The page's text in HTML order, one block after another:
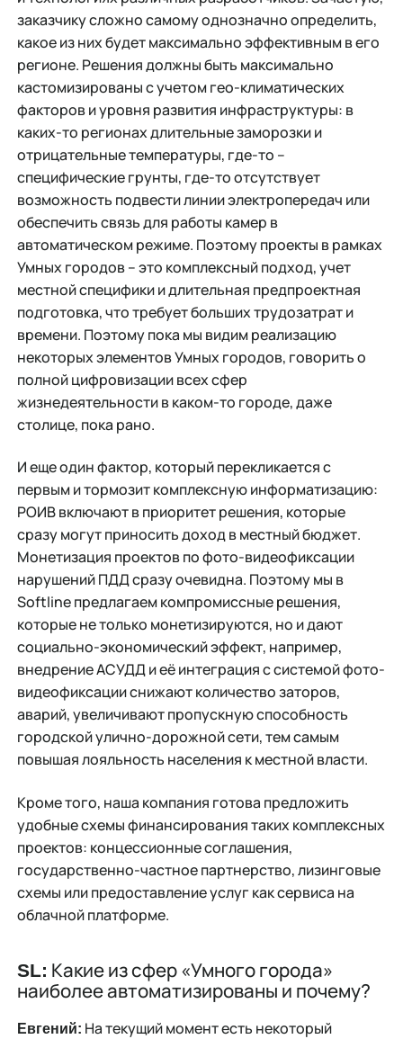
заказчику сложно самому однозначно определить,
какое из них будет максимально эффективным в его
регионе. Решения должны быть максимально
кастомизированы с учетом гео-климатических
факторов и уровня развития инфраструктуры: в
каких-то регионах длительные заморозки и
отрицательные температуры, где-то –
специфические грунты, где-то отсутствует
возможность подвести линии электропередач или
обеспечить связь для работы камер в
автоматическом режиме. Поэтому проекты в рамках
Умных городов – это комплексный подход, учет
местной специфики и длительная предпроектная
подготовка, что требует больших трудозатрат и
времени. Поэтому пока мы видим реализацию
некоторых элементов Умных городов, говорить о
полной цифровизации всех сфер
жизнедеятельности в каком-то городе, даже
столице, пока рано.
И еще один фактор, который перекликается с
первым и тормозит комплексную информатизацию:
РОИВ включают в приоритет решения, которые
сразу могут приносить доход в местный бюджет.
Монетизация проектов по фото-видеофиксации
нарушений ПДД сразу очевидна. Поэтому мы в
Softline предлагаем компромиссные решения,
которые не только монетизируются, но и дают
социально-экономический эффект, например,
внедрение АСУДД и её интеграция с системой фото-
видеофиксации снижают количество заторов,
аварий, увеличивают пропускную способность
городской улично-дорожной сети, тем самым
повышая лояльность населения к местной власти.
Кроме того, наша компания готова предложить
удобные схемы финансирования таких комплексных
проектов: концессионные соглашения,
государственно-частное партнерство, лизинговые
схемы или предоставление услуг как сервиса на
облачной платформе.
SL: Какие из сфер «Умного города»
наиболее автоматизированы и почему?
Евгений: На текущий момент есть некоторый